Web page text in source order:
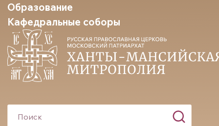
Образование
Кафедральные соборы